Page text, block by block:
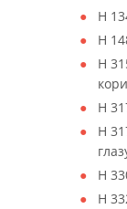
H
H
H
H
H
H
H